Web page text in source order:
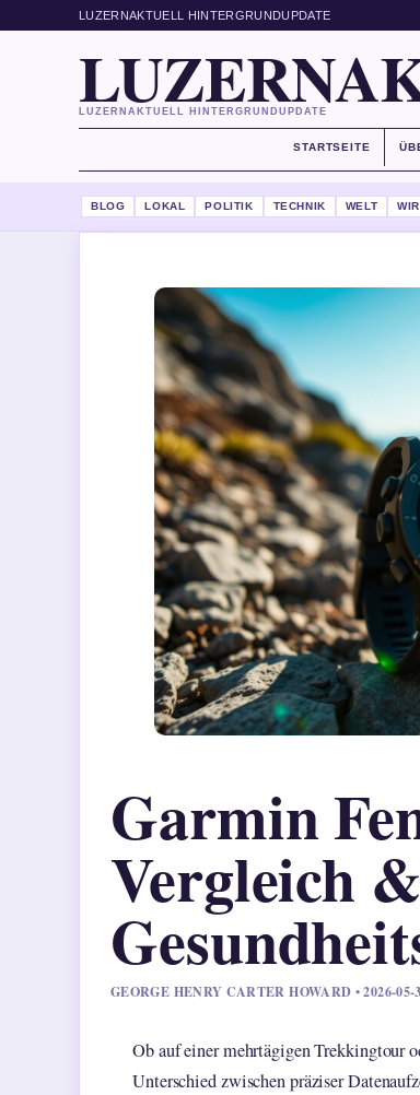
LUZERNAKTUELL HINTERGRUNDUPDATE
LUZERNAKTUELL HINTERGRUNDUPDATE
STARTSEITE
BLOG LOKAL POLITIK TECHNIK WELT
Garmin
Vergleich &
GEORGE HENRY CARTER HOWARD • 2026-
Ob auf einer mehrtägigen Trekkingtour
Unterschied zwischen präziser